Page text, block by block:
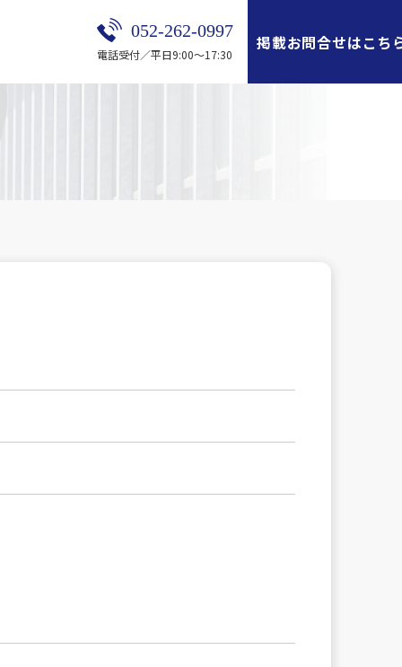
052-262-0997
電話受付／平日9:00～17:30
掲載お問合せはこち